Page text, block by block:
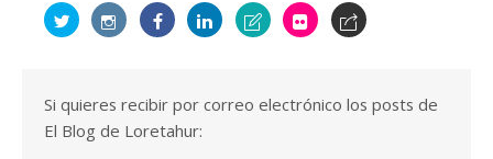
Si quieres recibir por correo electrónico los posts de
El Blog de Loretahur: